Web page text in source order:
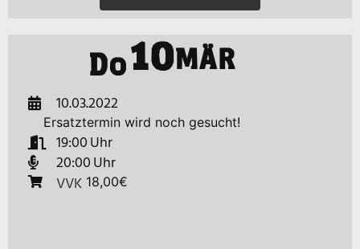
Do10MÄR
10.03.2022
Ersatztermin wird noch gesucht!
19:00
20:00
VVK 18,00€